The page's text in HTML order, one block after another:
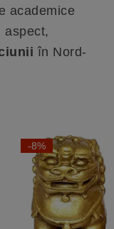
academice
aspect,
în Nord-
-8%